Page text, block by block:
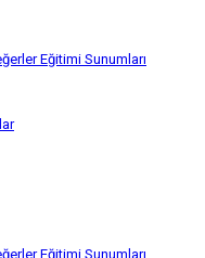
Eğitimi Sunumları
Eğitimi Sunumları